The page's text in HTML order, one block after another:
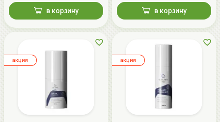
в корзину в корзину
aкция aкция